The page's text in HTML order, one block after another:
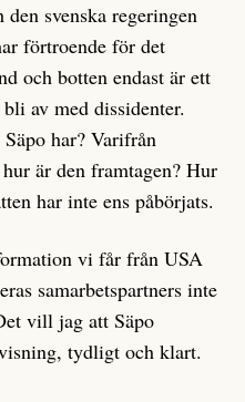
den svenska regeringen
förtroende för det
och botten endast är ett
av med dissidenter.
har? Varifrån
är den framtagen? Hur
har inte ens påbörjats.
vi får från USA
samarbetspartners inte
vill jag att Säpo
tydligt och klart.